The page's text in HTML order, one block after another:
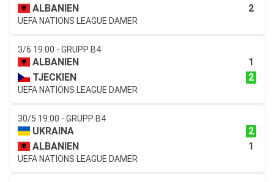
ALBANIEN
2
UEFA NATIONS LEAGUE DAMER
3/6 19:00 - GRUPP B4
ALBANIEN
1
TJECKIEN
2
UEFA NATIONS LEAGUE DAMER
30/5 19:00 - GRUPP B4
UKRAINA
2
ALBANIEN
1
UEFA NATIONS LEAGUE DAMER